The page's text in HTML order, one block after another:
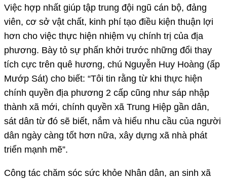
Việc hợp nhất giúp tập trung đội ngũ cán bộ, đảng
viên, cơ sở vật chất, kinh phí tạo điều kiện thuận lợi
hơn cho việc thực hiện nhiệm vụ chính trị của địa
phương. Bày tỏ sự phấn khởi trước những đổi thay
tích cực trên quê hương, chú Nguyễn Huy Hoàng (ấp
Mướp Sát) cho biết: “Tôi tin rằng từ khi thực hiện
chính quyền địa phương 2 cấp cũng như sáp nhập
thành xã mới, chính quyền xã Trung Hiệp gần dân,
sát dân từ đó sẽ biết, nắm và hiểu nhu cầu của người
dân ngày càng tốt hơn nữa, xây dựng xã nhà phát
triển mạnh mẽ”.
Công tác chăm sóc sức khỏe Nhân dân, an sinh xã